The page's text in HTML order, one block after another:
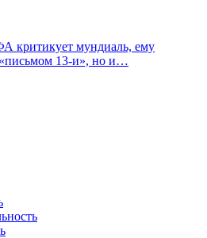
критикует мундиаль, ему
«письмом 13-и», но и…